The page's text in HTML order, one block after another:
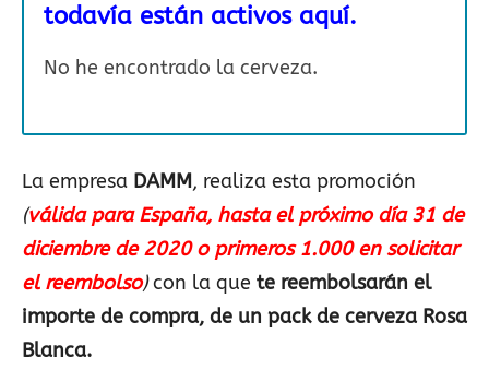
todavía están activos aquí.
No he encontrado la cerveza.
La empresa DAMM, realiza esta promoción
(válida para España, hasta el próximo día 31 de
diciembre de 2020 o primeros 1.000 en solicitar
el reembolso)con la que te reembolsarán el
importe de compra, de un pack de cerveza Rosa
Blanca.